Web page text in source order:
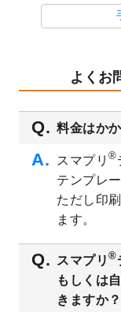
を
2023/9/1
オ
る
2023/8/18
チ
ま
2023/8/7
【
ト
い
2023/6/12
し
よくお
料金はか
スマプリ ®
テンプレ
ただし印
ます。
スマプリ ®
もしくは
きますか？